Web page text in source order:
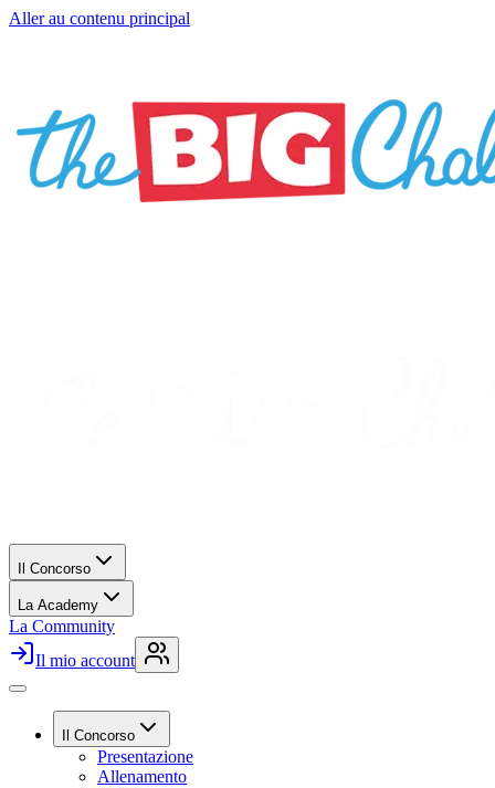
Aller au contenu principal
Il Concorso
La Academy
La Community
Il mio account
Il Concorso
Presentazione
Allenamento